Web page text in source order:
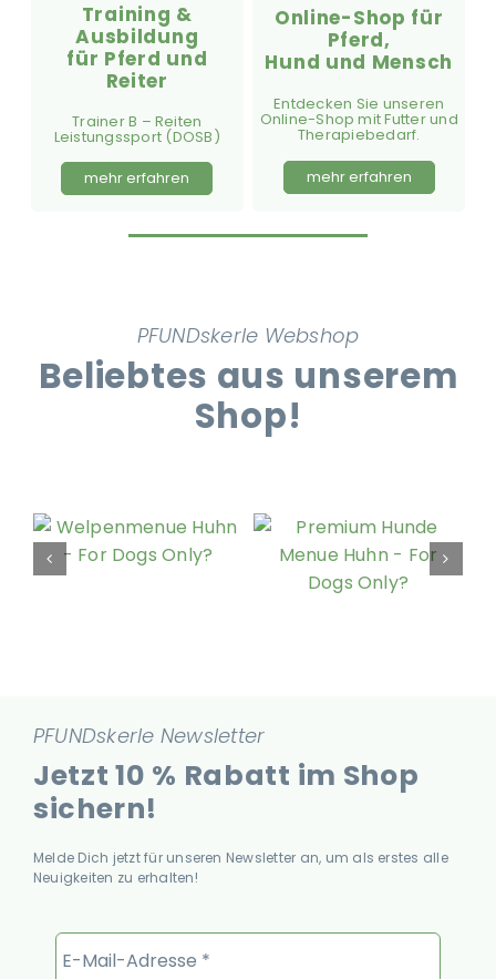
Training &
Ausbildung
für Pferd und
Reiter
Trainer B – Reiten
Leistungssport (DOSB)
mehr erfahren
Online-Shop für
Pferd,
Hund und Mensch
Entdecken Sie unseren
Online-Shop mit Futter und
Therapiebedarf.
mehr erfahren
PFUNDskerle Webshop
Beliebtes aus unserem
Shop!
PFUNDskerle Newsletter
Jetzt 10 % Rabatt im Shop
sichern!
Melde Dich jetzt für unseren Newsletter an, um als erstes alle
Neuigkeiten zu erhalten!